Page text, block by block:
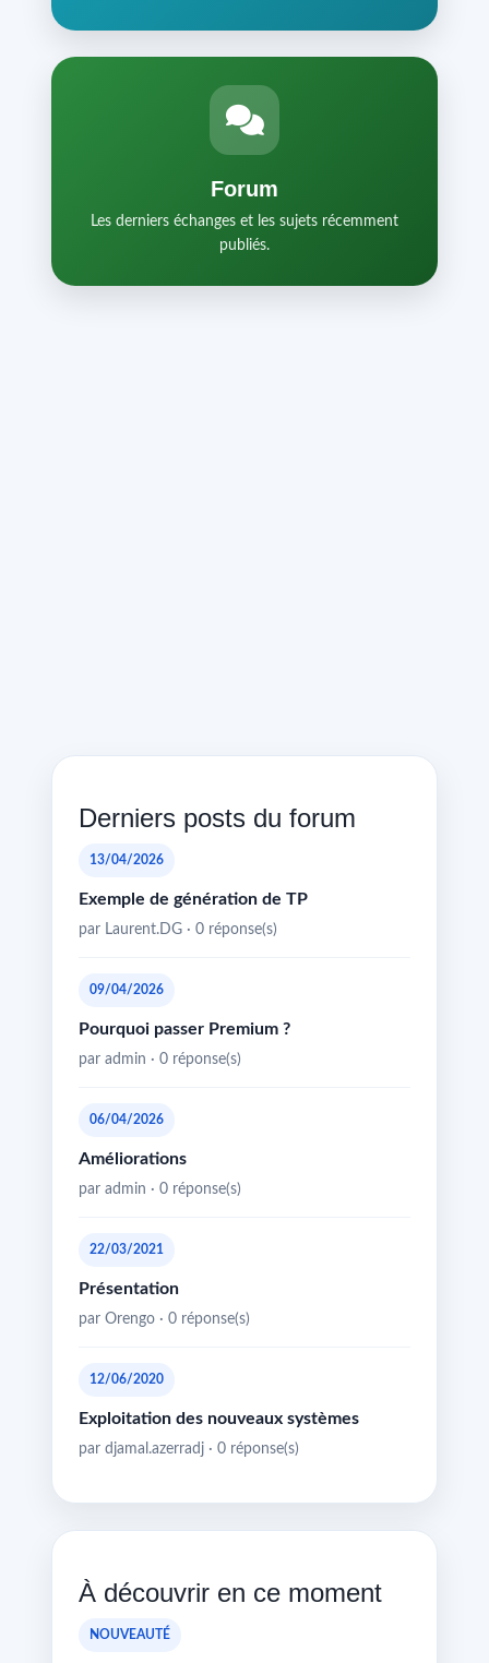
Forum
Les derniers échanges et les sujets récemment
publiés.
Derniers posts du forum
13/04/2026
Exemple de génération de TP
par Laurent.DG · 0 réponse(s)
09/04/2026
Pourquoi passer Premium ?
par admin · 0 réponse(s)
06/04/2026
Améliorations
par admin · 0 réponse(s)
22/03/2021
Présentation
par Orengo · 0 réponse(s)
12/06/2020
Exploitation des nouveaux systèmes
par djamal.azerradj · 0 réponse(s)
À découvrir en ce moment
NOUVEAUTÉ